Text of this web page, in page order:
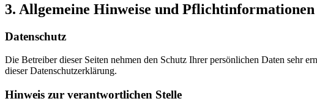
3. Allgemeine Hinweise und Pflichtinformationen
Datenschutz
Die Betreiber dieser Seiten nehmen den Schutz Ihrer persönlichen Daten sehr
dieser Datenschutzerklärung.
Hinweis zur verantwortlichen Stelle